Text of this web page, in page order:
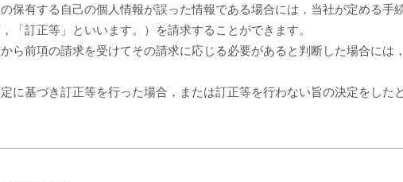
保有する自己の個人情報が誤った情報である場合には，当社が定める手
「訂正等」といいます。）を請求することができます。
ら前項の請求を受けてその請求に応じる必要があると判断した場合には
に基づき訂正等を行った場合，または訂正等を行わない旨の決定をした